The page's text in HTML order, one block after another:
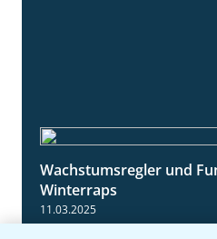
Wachstumsregler und
Winterraps
11.03.2025